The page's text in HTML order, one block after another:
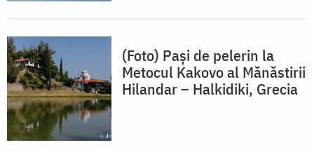
(Foto) Paşi de pelerin la
Metocul Kakovo al Mănăstirii
Hilandar – Halkidiki, Grecia